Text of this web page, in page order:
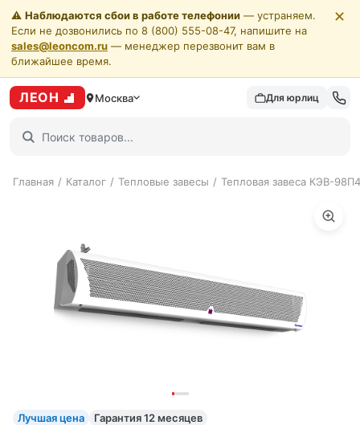
⚠️ Наблюдаются сбои в работе телефонии — устраняем.
Если не дозвонились по 8 (800) 555-08-47, напишите на
sales@leoncom.ru — менеджер перезвонит вам в
ближайшее время.
✕
ЛЕОН Москва Для юрлиц
Главная / Каталог / Тепловые завесы / Тепловая завеса КЭВ-
Лучшая цена Гарантия 12 месяцев